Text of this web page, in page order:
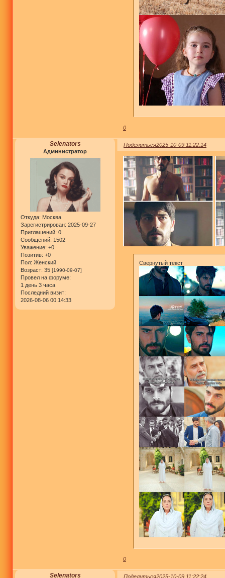
0
Поделиться2025-10-09 11:22:14
Selenators
Администратор
Откуда: Москва
Зарегистрирован: 2025-09-27
Приглашений: 0
Сообщений: 1502
Уважение: +0
Позитив: +0
Пол: Женский
Возраст: 35 [1990-09-07]
Провел на форуме:
1 день 3 часа
Последний визит:
2026-08-06 00:14:33
Свернутый текст
0
Поделиться2025-10-09 11:22:24
Selenators